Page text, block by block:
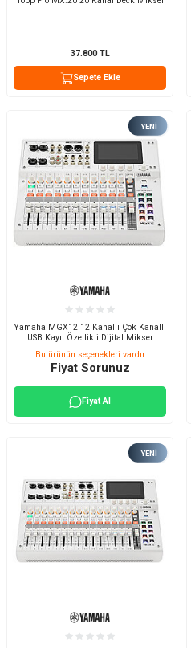
37.800TL
Sepete Ekle
YENI
Yamaha MGX12 12 Kanallı Çok Kanallı
USB Kayıt Özellikli Dijital Mikser
Bu ürünün seçenekleri vardır
Fiyat Sorunuz
Fiyat Al
YENI